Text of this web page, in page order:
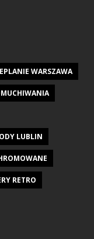
WARSZAWA
LUBLIN
RETRO